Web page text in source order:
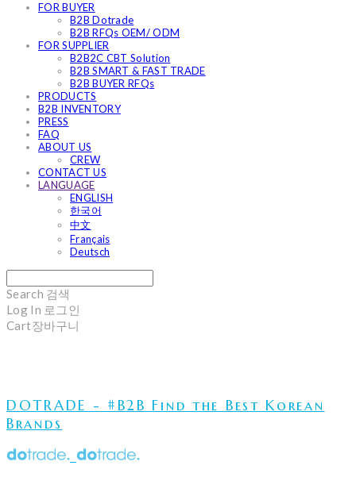
FOR BUYER
B2B Dotrade
B2B RFQs OEM/ ODM
FOR SUPPLIER
B2B2C CBT Solution
B2B SMART & FAST TRADE
B2B BUYER RFQs
PRODUCTS
B2B INVENTORY
PRESS
FAQ
ABOUT US
CREW
CONTACT US
LANGUAGE
ENGLISH
한국어
中文
Français
Deutsch
Search 검색
Log In 로그인
Cart장바구니
DOTRADE - #B2B Find the Best Korean
Brands